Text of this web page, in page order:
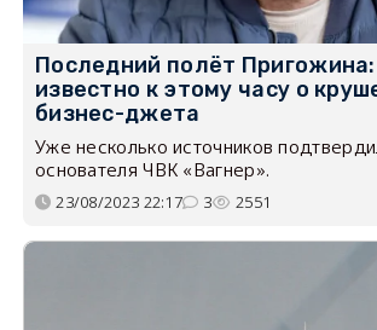
Последний полёт
известно к этому часу о
бизнес-джета
Уже несколько источников
основателя ЧВК «Вагнер».
23/08/2023 22:17 3 2551